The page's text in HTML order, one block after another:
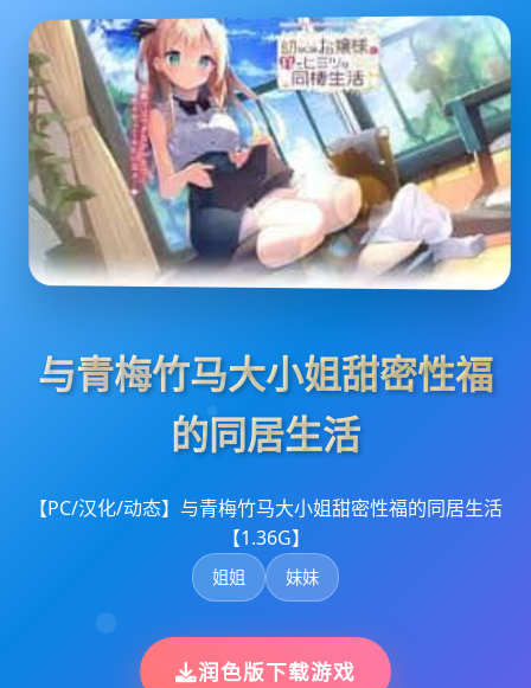
与青梅竹马大小姐甜密性福
的同居生活
【PC/汉化/动态】与青梅竹马大小姐甜密性福的同居生活
【1.36G】
姐姐 妹妹
润色版下载游戏